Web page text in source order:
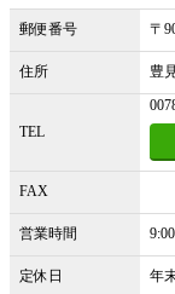
郵便番号 〒
住所 豊
TEL
FAX
営業時間
定休日 年